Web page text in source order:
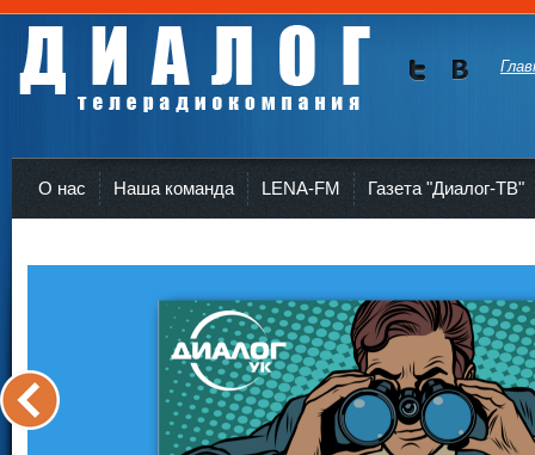
О нас Наша команда LENA-FM Газета "Диалог-ТВ"